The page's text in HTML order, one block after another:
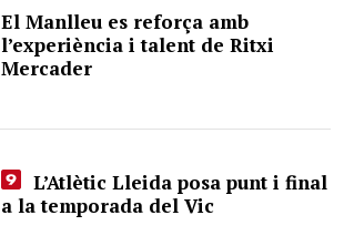
El Manlleu es reforça amb
l’experiència i talent de Ritxi
Mercader
L’Atlètic Lleida posa punt i final
a la temporada del Vic